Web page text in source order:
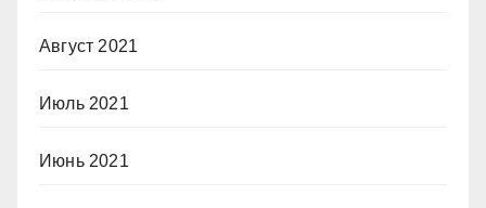
Август 2021
Июль 2021
Июнь 2021